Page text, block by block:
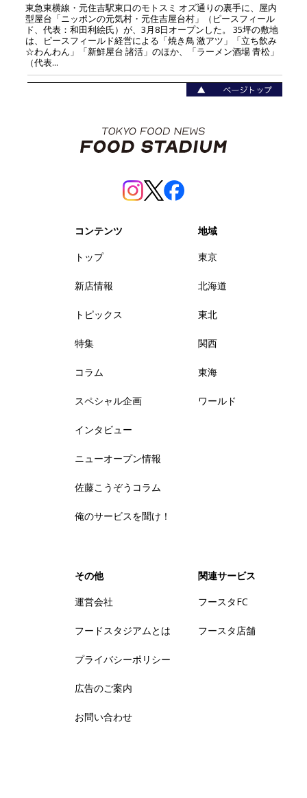
東急東横線・元住吉駅東口のモトスミ オズ通りの裏手に、屋内
型屋台「ニッポンの元気村・元住吉屋台村」（ピースフィール
ド、代表：和田利絵氏）が、3月8日オープンした。 35坪の敷地
は、ピースフィールド経営による「焼き鳥 激アツ」「立ち飲み
☆わんわん」「新鮮屋台 諸活」のほか、「ラーメン酒場 青松」
（代表...
コンテンツ
トップ
新店情報
トピックス
特集
コラム
スペシャル企画
インタビュー
ニューオープン情報
佐藤こうぞうコラム
俺のサービスを聞け！
地域
東京
北海道
東北
関西
東海
ワールド
その他
運営会社
フードスタジアムとは
プライバシーポリシー
広告のご案内
お問い合わせ
関連サービス
フースタFC
フースタ店舗